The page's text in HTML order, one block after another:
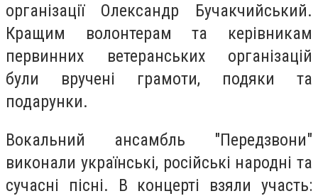
організації Олександр Бучакчийський.
Кращим волонтерам та керівникам
первинних ветеранських організацій
були вручені грамоти, подяки та
подарунки.
Вокальний ансамбль "Передзвони"
виконали українські, російські народні та
сучасні пісні. В концерті взяли участь: